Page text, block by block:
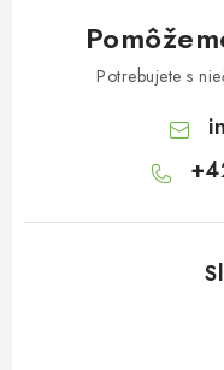
Potrebujete s